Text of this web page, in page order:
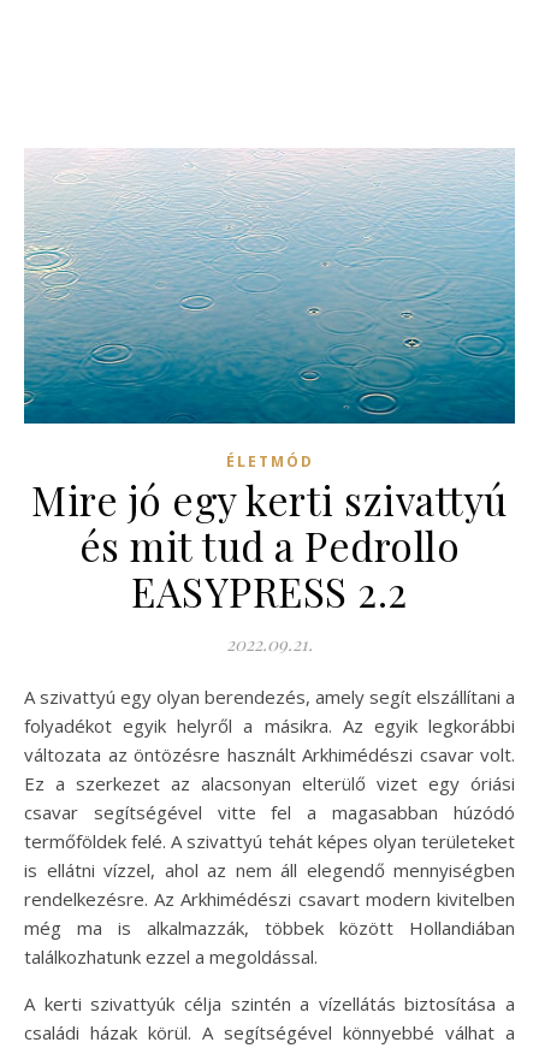
ÉLETMÓD
Mire jó egy kerti szivattyú
és mit tud a Pedrollo
EASYPRESS 2.2
2022.09.21.
A szivattyú egy olyan berendezés, amely segít elszállítani a
folyadékot egyik helyről a másikra. Az egyik legkorábbi
változata az öntözésre használt Arkhimédészi csavar volt.
Ez a szerkezet az alacsonyan elterülő vizet egy óriási
csavar segítségével vitte fel a magasabban húzódó
termőföldek felé. A szivattyú tehát képes olyan területeket
is ellátni vízzel, ahol az nem áll elegendő mennyiségben
rendelkezésre. Az Arkhimédészi csavart modern kivitelben
még ma is alkalmazzák, többek között Hollandiában
találkozhatunk ezzel a megoldással.
A kerti szivattyúk célja szintén a vízellátás biztosítása a
családi házak körül. A segítségével könnyebbé válhat a